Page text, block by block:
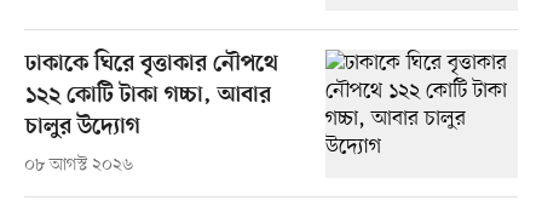
ঢাকাকে ঘিরে বৃত্তাকার নৌপথে
১২২ কোটি টাকা গচ্চা, আবার
চালুর উদ্যোগ
০৮ আগস্ট ২০২৬